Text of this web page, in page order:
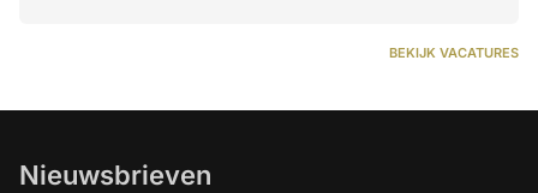
BEKIJK VACATURES
Nieuwsbrieven